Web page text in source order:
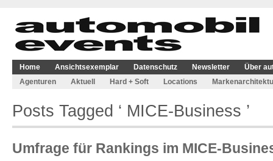
Home Ansichtsexemplar Datenschutz Newsletter
Über
Agenturen
Aktuell Hard + Soft Locations
Posts Tagged ‘ MICE-Business ’
Umfrage für Rankings im MICE-